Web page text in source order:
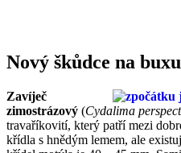
Nový škůdce na
Zavíječ
zimostrázový (Cydalima
travaříkovití, který patří mezi
křídla s hnědým lemem, ale